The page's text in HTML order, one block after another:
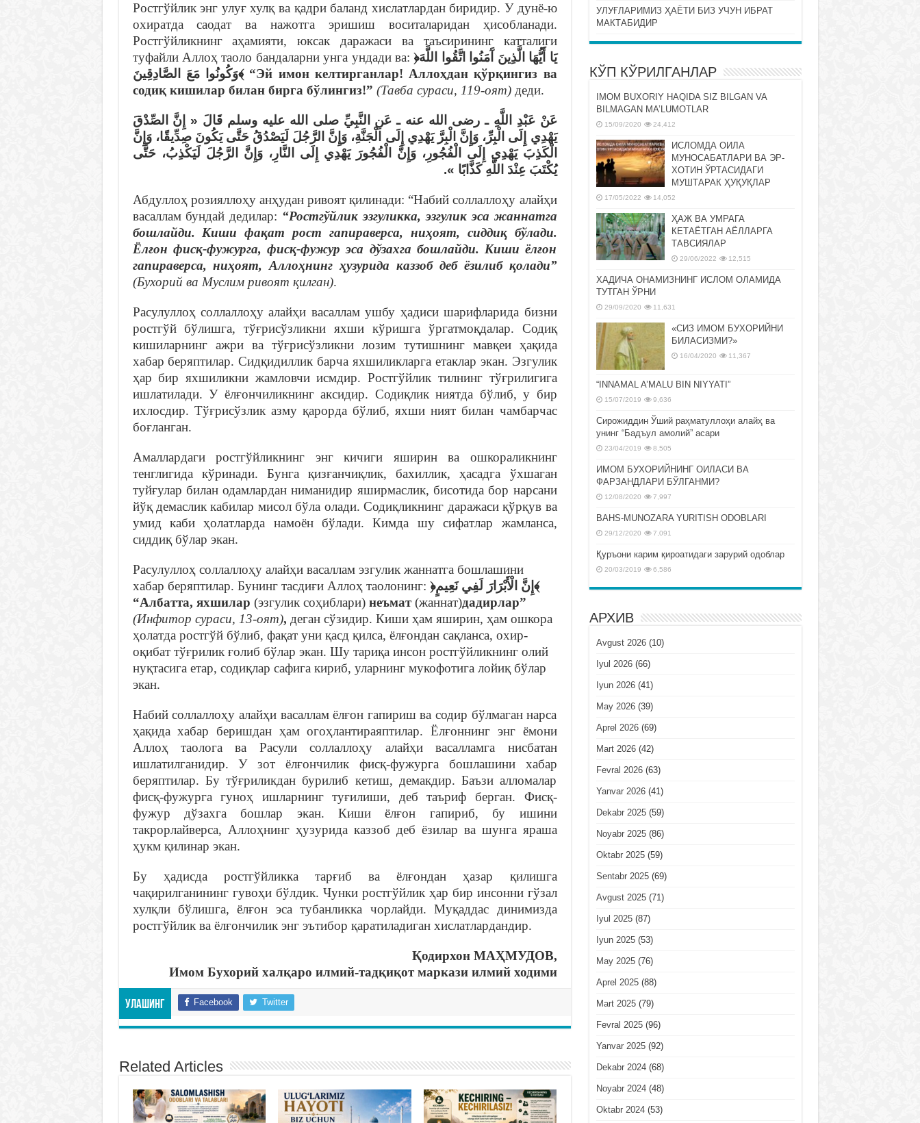
Ростгўйлик энг улуғ хулқ ва қадри баланд хислатлардан биридир. У дунё-ю
охиратда саодат ва нажотга эришиш воситаларидан ҳисобланади.
Ростгўйликнинг аҳамияти, юксак даражаси ва таъсирининг катталиги
туфайли Аллоҳ таоло бандаларни унга ундади ва:﴿يَا أَيُّهَا الَّذِينَ آَمَنُوا اتَّقُوا اللَّهَ
وَكُونُوا مَعَ الصَّادِقِينَ﴾ “Эй имон келтирганлар! Аллоҳдан қўрқингиз ва
содиқ кишилар билан бирга бўлингиз!” (Тавба сураси, 119-оят)деди.
عَنْ عَبْدِ اللَّهِ ـ رضى الله عنه ـ عَنِ النَّبِيِّ صلى الله عليه وسلم قَالَ «‏ إِنَّ الصِّدْقَ
يَهْدِي إِلَى الْبِرِّ، وَإِنَّ الْبِرَّ يَهْدِي إِلَى الْجَنَّةِ، وَإِنَّ الرَّجُلَ لَيَصْدُقُ حَتَّى يَكُونَ صِدِّيقًا، وَإِنَّ
الْكَذِبَ يَهْدِي إِلَى الْفُجُورِ، وَإِنَّ الْفُجُورَ يَهْدِي إِلَى النَّارِ، وَإِنَّ الرَّجُلَ لَيَكْذِبُ، حَتَّى
يُكْتَبَ عِنْدَ اللَّهِ كَذَّابًا ‏»‏‏.‏
Абдуллоҳ розияллоҳу анҳудан ривоят қилинади: “Набий соллаллоҳу алайҳи
васаллам бундай дедилар: “Ростгўйлик эзгуликка, эзгулик эса жаннатга
бошлайди. Киши фақат рост гапираверса, ниҳоят, сиддиқ бўлади.
Ёлғон фисқ-фужурга, фисқ-фужур эса дўзахга бошлайди. Киши ёлғон
гапираверса, ниҳоят, Аллоҳнинг ҳузурида каззоб деб ёзилиб қолади”
(Бухорий ва Муслим ривоят қилган).
Расулуллоҳ соллаллоҳу алайҳи васаллам ушбу ҳадиси шарифларида бизни
ростгўй бўлишга, тўғрисўзликни яхши кўришга ўргатмоқдалар. Содиқ
кишиларнинг ажри ва тўғрисўзликни лозим тутишнинг мавқеи ҳақида
хабар беряптилар. Сидқидиллик барча яхшиликларга етаклар экан. Эзгулик
ҳар бир яхшиликни жамловчи исмдир. Ростгўйлик тилнинг тўғрилигига
ишлатилади. У ёлғончиликнинг аксидир. Содиқлик ниятда бўлиб, у бир
ихлосдир. Тўғрисўзлик азму қарорда бўлиб, яхши ният билан чамбарчас
боғланган.
Амаллардаги ростгўйликнинг энг кичиги яширин ва ошкораликнинг
тенглигида кўринади. Бунга қизғанчиқлик, бахиллик, ҳасадга ўхшаган
туйғулар билан одамлардан ниманидир яширмаслик, бисотида бор нарсани
йўқ демаслик кабилар мисол бўла олади. Содиқликнинг даражаси қўрқув ва
умид каби ҳолатларда намоён бўлади. Кимда шу сифатлар жамланса,
сиддиқ бўлар экан.
Расулуллоҳ соллаллоҳу алайҳи васаллам эзгулик жаннатга бошлашини
хабар беряптилар. Бунинг тасдиғи Аллоҳ таолонинг: ﴿إِنَّ الْأَبْرَارَ لَفِي نَعِيمٍ ﴾
“Албатта, яхшилар (эзгулик соҳиблари) неъмат (жаннат)дадирлар”
(Инфитор сураси, 13-оят), деган сўзидир. Киши ҳам яширин, ҳам ошкора
ҳолатда ростгўй бўлиб, фақат уни қасд қилса, ёлғондан сақланса, охир-
оқибат тўғрилик ғолиб бўлар экан. Шу тариқа инсон ростгўйликнинг олий
нуқтасига етар, содиқлар сафига кириб, уларнинг мукофотига лойиқ бўлар
экан.
Набий соллаллоҳу алайҳи васаллам ёлғон гапириш ва содир бўлмаган нарса
ҳақида хабар беришдан ҳам огоҳлантираяптилар. Ёлғоннинг энг ёмони
Аллоҳ таолога ва Расули соллаллоҳу алайҳи васалламга нисбатан
ишлатилганидир. У зот ёлғончилик фисқ-фужурга бошлашини хабар
беряптилар. Бу тўғриликдан бурилиб кетиш, демакдир. Баъзи алломалар
фисқ-фужурга гуноҳ ишларнинг туғилиши, деб таъриф берган. Фисқ-
фужур дўзахга бошлар экан. Киши ёлғон гапириб, бу ишини
такрорлайверса, Аллоҳнинг ҳузурида каззоб деб ёзилар ва шунга яраша
ҳукм қилинар экан.
Бу ҳадисда ростгўйликка тарғиб ва ёлғондан ҳазар қилишга
чақирилганининг гувоҳи бўлдик. Чунки ростгўйлик ҳар бир инсонни гўзал
хулқли бўлишга, ёлғон эса тубанликка чорлайди. Муқаддас динимизда
ростгўйлик ва ёлғончилик энг эътибор қаратиладиган хислатлардандир.
Қодирхон МАҲМУДОВ,
Имом Бухорий халқаро илмий-тадқиқот маркази илмий ходими
Улашинг Facebook Twitter
Related Articles
УЛУҒЛАРИМИЗ ҲАЁТИ БИЗ УЧУН ИБРАТ
МАКТАБИДИР
КЎП КЎРИЛГАНЛАР
IMOM BUXORIY HAQIDA SIZ BILGAN VA
BILMAGAN MA’LUMOTLAR
15/09/2020 24,412
ИСЛОМДА ОИЛА
МУНОСАБАТЛАРИ ВА ЭР-
ХОТИН ЎРТАСИДАГИ
МУШТАРАК ҲУҚУҚЛАР
17/05/2022 14,052
ҲАЖ ВА УМРАГА
КЕТАЁТГАН АЁЛЛАРГА
ТАВСИЯЛАР
29/06/2022 12,515
ХАДИЧА ОНАМИЗНИНГ ИСЛОМ ОЛАМИДА
ТУТГАН ЎРНИ
29/09/2020 11,631
«СИЗ ИМОМ БУХОРИЙНИ
БИЛАСИЗМИ?»
16/04/2020 11,367
“INNAMAL A’MALU BIN NIYYATI”
15/07/2019 9,636
Сирожиддин Ўший раҳматуллоҳи алайҳ ва
унинг “Бадъул амолий” асари
23/04/2019 8,505
ИМОМ БУХОРИЙНИНГ ОИЛАСИ ВА
ФАРЗАНДЛАРИ БЎЛГАНМИ?
12/08/2020 7,997
BAHS-MUNOZARA YURITISH ODOBLARI
29/12/2020 7,091
Қуръони карим қироатидаги зарурий одоблар
20/03/2019 6,586
АРХИВ
Avgust 2026(10)
Iyul 2026(66)
Iyun 2026(41)
May 2026(39)
Aprel 2026(69)
Mart 2026(42)
Fevral 2026(63)
Yanvar 2026(41)
Dekabr 2025(59)
Noyabr 2025(86)
Oktabr 2025(59)
Sentabr 2025(69)
Avgust 2025(71)
Iyul 2025(87)
Iyun 2025(53)
May 2025(76)
Aprel 2025(88)
Mart 2025(79)
Fevral 2025(96)
Yanvar 2025(92)
Dekabr 2024(68)
Noyabr 2024(48)
Oktabr 2024(53)